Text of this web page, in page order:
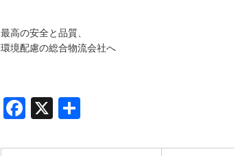
最高の安全と品質、
環境配慮の総合物流会社へ
Facebook
X